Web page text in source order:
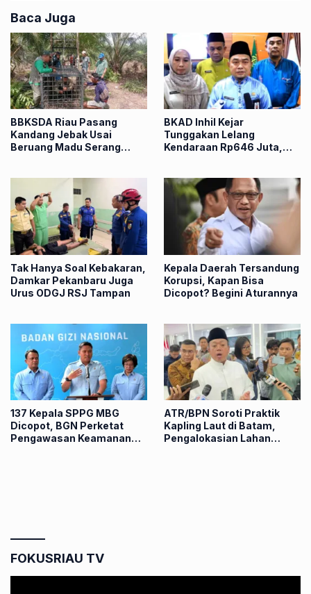
Baca Juga
BBKSDA Riau Pasang
Kandang Jebak Usai
Beruang Madu Serang
BKAD Inhil Kejar
Tunggakan Lelang
Kendaraan Rp646 Juta,
Tak Hanya Soal Kebakaran,
Damkar Pekanbaru Juga
Urus ODGJ RSJ Tampan
Kepala Daerah Tersandung
Korupsi, Kapan Bisa
Dicopot? Begini Aturannya
137 Kepala SPPG MBG
Dicopot, BGN Perketat
Pengawasan Keamanan
ATR/BPN Soroti Praktik
Kapling Laut di Batam,
Pengalokasian Lahan
FOKUSRIAU TV